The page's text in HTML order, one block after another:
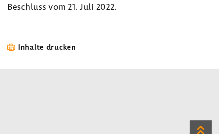
Beschluss vom 21. Juli 2022.
Inhalte drucken
Zum